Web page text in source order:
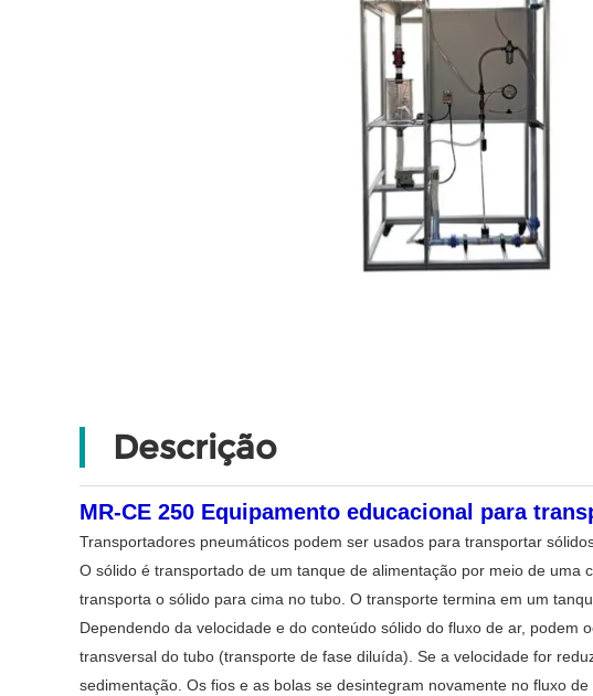
Descrição
MR-CE 250 Equipamento educacional para
Transportadores pneumáticos podem ser usados ​​para transportar
O sólido é transportado de um tanque de alimentação por meio de
transporta o sólido para cima no tubo. O transporte termina em um
Dependendo da velocidade e do conteúdo sólido do fluxo de ar,
transversal do tubo (transporte de fase diluída). Se a velocidade for
sedimentação. Os fios e as bolas se desintegram novamente no fluxo